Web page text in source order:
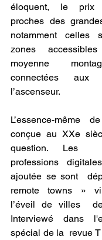
éloquent, le prix
proches des
notamment celles
zones
moyenne
connectées aux
l’ascenseur.
L’essence-même
conçue au XXe
question. Les
professions
ajoutée se sont
remote towns »
l’éveil de villes
Interviewé dans
spécial de la  revue